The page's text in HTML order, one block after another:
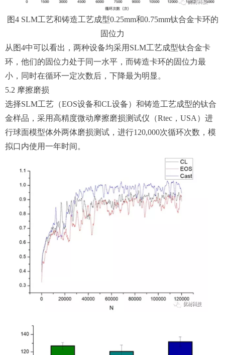
图4 SLM工艺和铸造工艺成型0.25mm和0.75mm钛合金卡环的
固位力
从图4中可以看出，两种设备均采用SLM工艺成型钛合金卡
环，他们的固位力处于同一水平，而铸造卡环的固位力最
小，同时在循环一定次数后，下降最为明显。
5.2 摩擦磨损
选择SLM工艺（EOS设备和CL设备）和铸造工艺成型的钛合
金样品，采用高精度微动摩擦磨损测试仪（Rtec，USA）进
行球面模型体外两体磨损测试，进行120,000次循环次数，模
拟口内使用一年时间。